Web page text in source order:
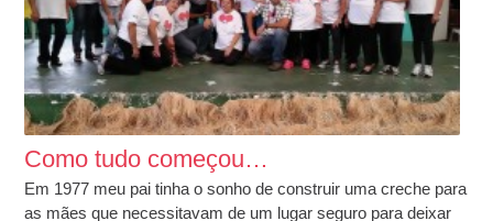
Como tudo começou…
Em 1977 meu pai tinha o sonho de construir uma creche para
as mães que necessitavam de um lugar seguro para deixar